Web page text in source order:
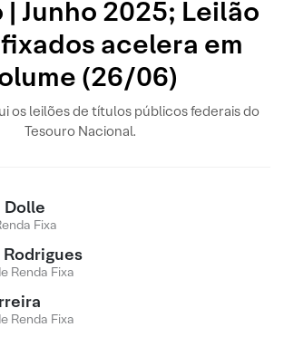
| Junho 2025; Leilão
acelera em
(26/06)
os leilões de títulos públicos federais do
Tesouro Nacional.
Dolle
Fixa
Rodrigues
Renda Fixa
Renda Fixa